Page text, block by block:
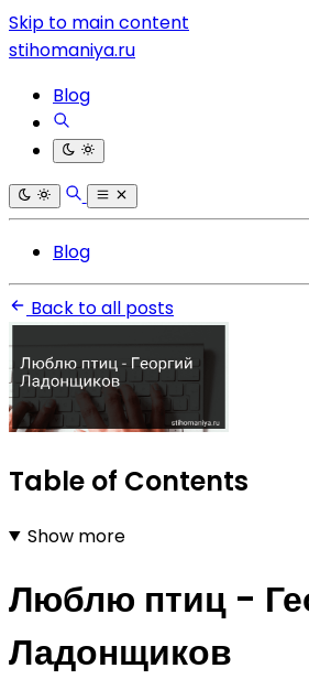
Skip to main content
stihomaniya.ru
Blog
Blog
Back to all posts
Table of Contents
Show more
Люблю птиц -
Ладонщиков